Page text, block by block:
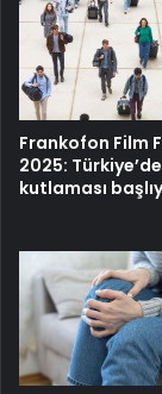
Frankofon Film
2025:
kutlaması